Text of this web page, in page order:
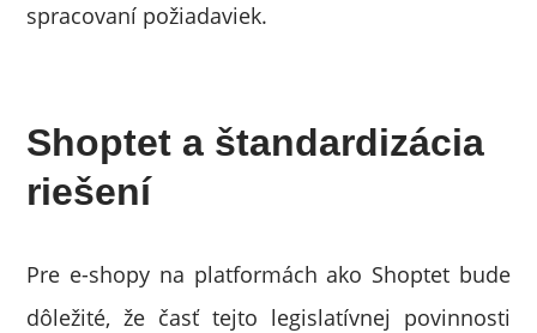
spracovaní požiadaviek.
Shoptet a štandardizácia
riešení
Pre e-shopy na platformách ako Shoptet bude
dôležité, že časť tejto legislatívnej povinnosti